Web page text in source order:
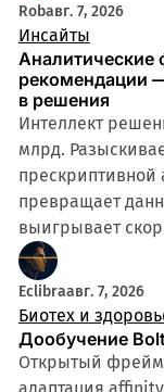
Robавг. 7, 2026
Инсайты
Аналитические
рекомендации
в решения
Интеллект
млрд.
прескриптивной
превращает
выигрывает
Eclibraавг. 7, 2026
Биотех и
Дообучение
Открытый
адаптация